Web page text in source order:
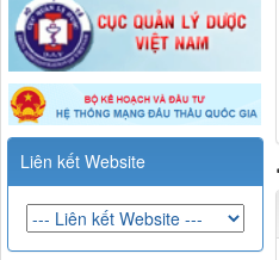
Liên kết Website